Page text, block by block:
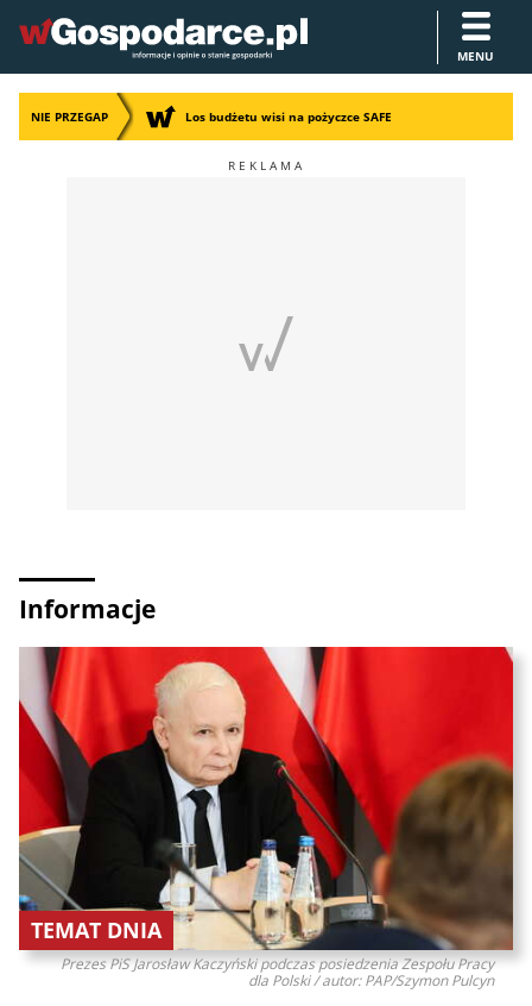
MENU
NIE PRZEGAP Los budżetu wisi na pożyczce SAFE
Informacje
Prezes PiS Jarosław Kaczyński podczas posiedzenia Zespołu Pracy
dla Polski / autor: PAP/Szymon Pulcyn
TEMAT DNIA